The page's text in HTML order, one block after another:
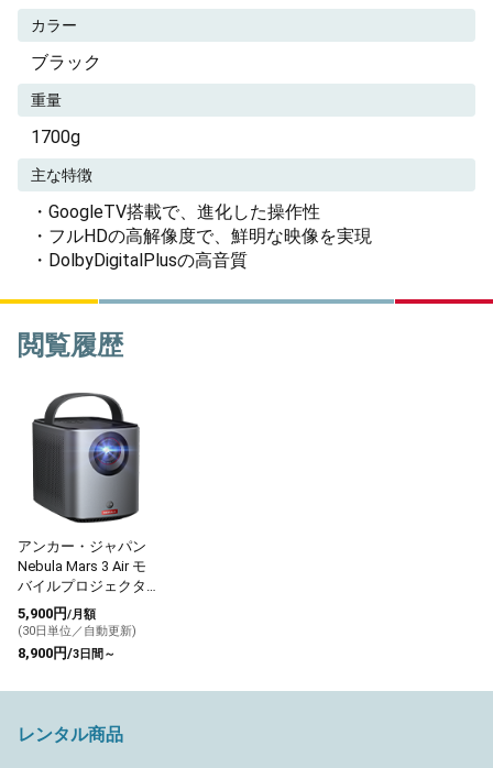
カラー
ブラック
重量
1700g
主な特徴
・GoogleTV搭載で、進化した操作性
・フルHDの高解像度で、鮮明な映像を実現
・DolbyDigitalPlusの高音質
閲覧履歴
アンカー・ジャパン
Nebula Mars 3 Air モ
バイルプロジェクタ
ー
5,900円/月額
(30日単位／自動更新)
8,900円/3日間～
レンタル商品